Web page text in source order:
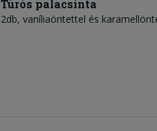
Túrós palacsinta
2db, vaníliaöntettel és